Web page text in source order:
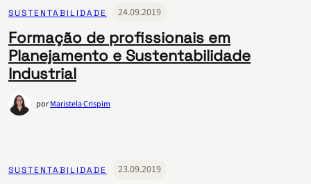
SUSTENTABILIDADE 24.09.2019
Formação de profissionais em
Planejamento e Sustentabilidade
Industrial
porMaristela Crispim
SUSTENTABILIDADE 23.09.2019